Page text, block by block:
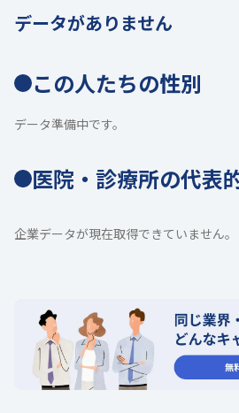
データがありません
この人たちの性別
データ準備中です。
医院・診療所の代表
企業データが現在取得できていません。